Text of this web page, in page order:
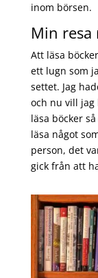
inom börsen.
Min resa
Att läsa
ett lugn som
settet. Jag
och nu vill
läsa böcker
läsa något
person, det
gick från att